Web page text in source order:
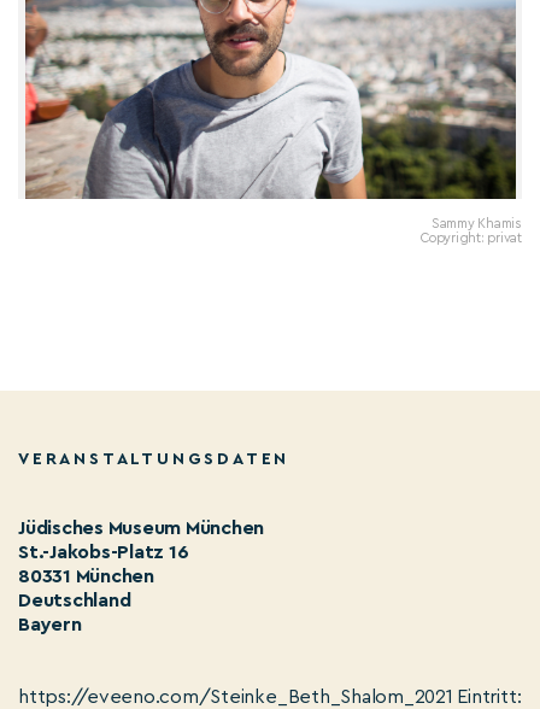
Sammy Khamis
Copyright: privat
VERANSTALTUNGSDATEN
Jüdisches Museum München
St.-Jakobs-Platz 16
80331 München
Deutschland
Bayern
https://eveeno.com/Steinke_Beth_Shalom_2021 Eintritt: